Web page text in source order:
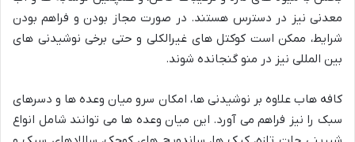
معدنی نیز در دسترس هستند. در صورت مجاز بودن و فراهم بودن
شرایط، ممکن است کوکتل های غیرالکلی و حتی برخی نوشیدنی های
بین المللی نیز در منو گنجانده شوند.
کافه هاب علاوه بر نوشیدنی ها، امکان سرو میان وعده ها و دسرهای
سبک را نیز فراهم می آورد. این میان وعده ها می توانند شامل انواع